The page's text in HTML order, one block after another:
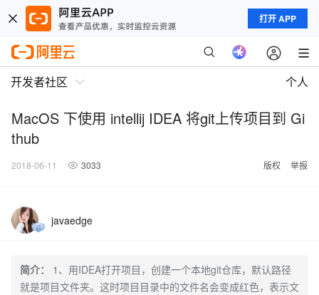
打开 APP
开发者社区 个人
MacOS 下使用 intellij IDEA 将git上传项目到 Gi
thub
2018-06-11 3033 版权 举报
javaedge
简介：
1、用IDEA打开项目，创建一个本地git仓库，默认路径
就是项目文件夹。这时项目目录中的文件名会变成红色，表示文